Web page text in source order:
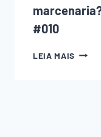
#010
LEIA MAIS A